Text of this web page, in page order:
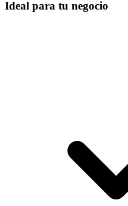
Ideal para tu negocio